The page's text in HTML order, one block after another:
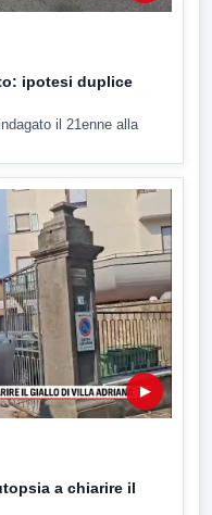
ipotesi duplice
il 21enne alla
▶
a chiarire il